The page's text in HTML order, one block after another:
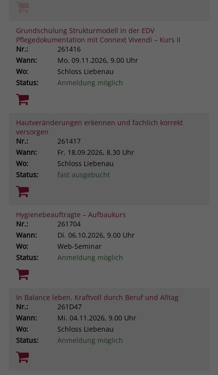
Grundschulung Strukturmodell in der EDV
Pflegedokumentation mit Connext Vivendi – Kurs II
Nr.:
261416
Wann:
Mo. 09.11.2026, 9.00 Uhr
Wo:
Schloss Liebenau
Status:
Anmeldung möglich
Hautveränderungen erkennen und fachlich korrekt
versorgen
Nr.:
261417
Wann:
Fr. 18.09.2026, 8.30 Uhr
Wo:
Schloss Liebenau
Status:
fast ausgebucht
Hygienebeauftragte – Aufbaukurs
Nr.:
261704
Wann:
Di. 06.10.2026, 9.00 Uhr
Wo:
Web-Seminar
Status:
Anmeldung möglich
In Balance leben. Kraftvoll durch Beruf und Alltag
Nr.:
261D47
Wann:
Mi. 04.11.2026, 9.00 Uhr
Wo:
Schloss Liebenau
Status:
Anmeldung möglich